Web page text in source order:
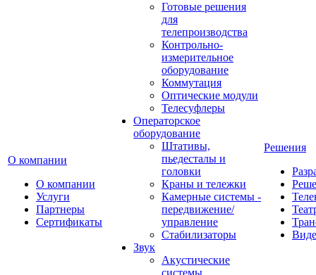
О компании
О компании
Услуги
Партнеры
Сертификаты
Готовые решения
для
телепроизводства
Контрольно-
измерительное
оборудование
Коммутация
Оптические модули
Телесуфлеры
Операторское
оборудование
Штативы,
пьедесталы и
головки
Краны и тележки
Камерные системы -
передвижение/
управление
Стабилизаторы
Звук
Акустические
системы
Решения